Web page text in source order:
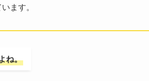
ます。
ね。